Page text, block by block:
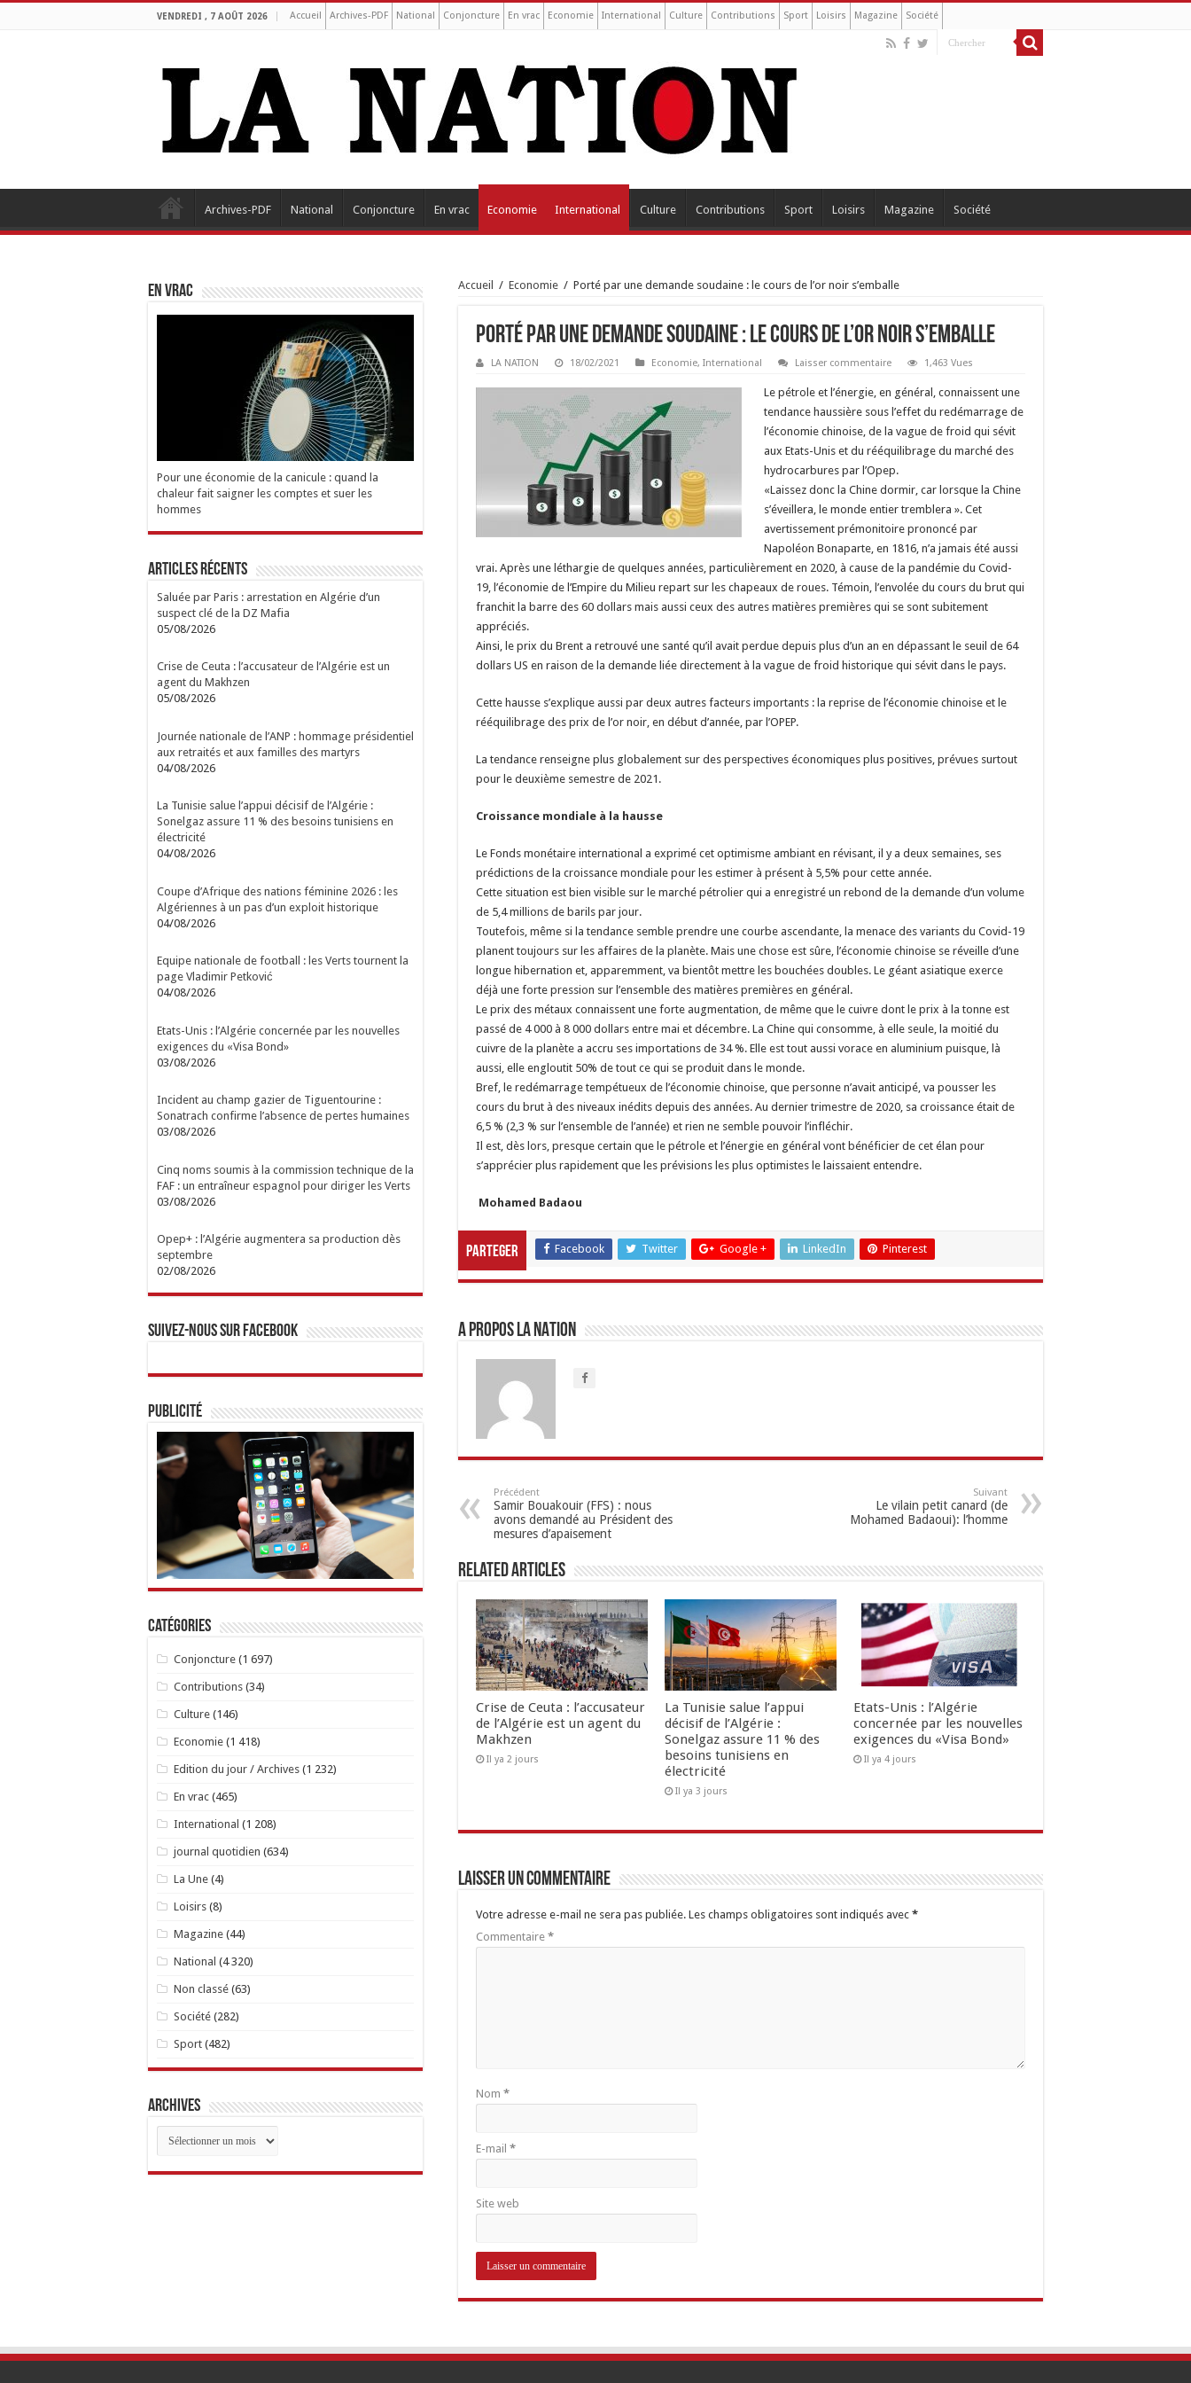
VENDREDI , 7 AOÛT 2026 Accueil Archives-PDF National Conjoncture En vrac Economie International Culture Contributions Sport Loisirs Magazine Société
Archives-PDF National Conjoncture En vrac Economie International Culture Contributions Sport Loisirs Magazine Société
Accueil / Economie / Porté par une demande soudaine : le cours de l’or noir s’emballe
Porté par une demande soudaine : le cours de l’or noir s’emballe
LA NATION 18/02/2021 Economie, International Laisser commentaire 1,463 Vues
Le pétrole et l’énergie, en général, connaissent une
tendance haussière sous l’effet du redémarrage de
l’économie chinoise, de la vague de froid qui sévit
aux Etats-Unis et du rééquilibrage du marché des
hydrocarbures par l’Opep.
«Laissez donc la Chine dormir, car lorsque la Chine
s’éveillera, le monde entier tremblera ». Cet
avertissement prémonitoire prononcé par
Napoléon Bonaparte, en 1816, n’a jamais été aussi
vrai. Après une léthargie de quelques années, particulièrement en 2020, à cause de la pandémie du Covid-
19, l’économie de l’Empire du Milieu repart sur les chapeaux de roues. Témoin, l’envolée du cours du brut qui
franchit la barre des 60 dollars mais aussi ceux des autres matières premières qui se sont subitement
appréciés.
Ainsi, le prix du Brent a retrouvé une santé qu’il avait perdue depuis plus d’un an en dépassant le seuil de 64
dollars US en raison de la demande liée directement à la vague de froid historique qui sévit dans le pays.
Cette hausse s’explique aussi par deux autres facteurs importants : la reprise de l’économie chinoise et le
rééquilibrage des prix de l’or noir, en début d’année, par l’OPEP.
La tendance renseigne plus globalement sur des perspectives économiques plus positives, prévues surtout
pour le deuxième semestre de 2021.
Croissance mondiale à la hausse
Le Fonds monétaire international a exprimé cet optimisme ambiant en révisant, il y a deux semaines, ses
prédictions de la croissance mondiale pour les estimer à présent à 5,5% pour cette année.
Cette situation est bien visible sur le marché pétrolier qui a enregistré un rebond de la demande d’un volume
de 5,4 millions de barils par jour.
Toutefois, même si la tendance semble prendre une courbe ascendante, la menace des variants du Covid-19
planent toujours sur les affaires de la planète. Mais une chose est sûre, l’économie chinoise se réveille d’une
longue hibernation et, apparemment, va bientôt mettre les bouchées doubles. Le géant asiatique exerce
déjà une forte pression sur l’ensemble des matières premières en général.
Le prix des métaux connaissent une forte augmentation, de même que le cuivre dont le prix à la tonne est
passé de 4 000 à 8 000 dollars entre mai et décembre. La Chine qui consomme, à elle seule, la moitié du
cuivre de la planète a accru ses importations de 34 %. Elle est tout aussi vorace en aluminium puisque, là
aussi, elle engloutit 50% de tout ce qui se produit dans le monde.
Bref, le redémarrage tempétueux de l’économie chinoise, que personne n’avait anticipé, va pousser les
cours du brut à des niveaux inédits depuis des années. Au dernier trimestre de 2020, sa croissance était de
6,5 % (2,3 % sur l’ensemble de l’année) et rien ne semble pouvoir l’infléchir.
Il est, dès lors, presque certain que le pétrole et l’énergie en général vont bénéficier de cet élan pour
s’apprécier plus rapidement que les prévisions les plus optimistes le laissaient entendre.
Mohamed Badaou
Parteger Facebook Twitter Google + LinkedIn Pinterest
A propos LA NATION
Précédent
Samir Bouakouir (FFS) : nous
avons demandé au Président des
mesures d’apaisement
Suivant
Le vilain petit canard (de
Mohamed Badaoui): l’homme
Related Articles
Crise de Ceuta : l’accusateur
de l’Algérie est un agent du
Makhzen
Il ya 2 jours
La Tunisie salue l’appui
décisif de l’Algérie :
Sonelgaz assure 11 % des
besoins tunisiens en
électricité
Il ya 3 jours
Etats-Unis : l’Algérie
concernée par les nouvelles
exigences du «Visa Bond»
Il ya 4 jours
Laisser un commentaire
Votre adresse e-mail ne sera pas publiée. Les champs obligatoires sont indiqués avec *
Commentaire *
Nom *
E-mail *
Site web
EN VRAC
Pour une économie de la canicule : quand la
chaleur fait saigner les comptes et suer les
hommes
Articles Récents
Saluée par Paris : arrestation en Algérie d’un
suspect clé de la DZ Mafia
05/08/2026
Crise de Ceuta : l’accusateur de l’Algérie est un
agent du Makhzen
05/08/2026
Journée nationale de l’ANP : hommage présidentiel
aux retraités et aux familles des martyrs
04/08/2026
La Tunisie salue l’appui décisif de l’Algérie :
Sonelgaz assure 11 % des besoins tunisiens en
électricité
04/08/2026
Coupe d’Afrique des nations féminine 2026 : les
Algériennes à un pas d’un exploit historique
04/08/2026
Equipe nationale de football : les Verts tournent la
page Vladimir Petković
04/08/2026
Etats-Unis : l’Algérie concernée par les nouvelles
exigences du «Visa Bond»
03/08/2026
Incident au champ gazier de Tiguentourine :
Sonatrach confirme l’absence de pertes humaines
03/08/2026
Cinq noms soumis à la commission technique de la
FAF : un entraîneur espagnol pour diriger les Verts
03/08/2026
Opep+ : l’Algérie augmentera sa production dès
septembre
02/08/2026
Suivez-nous sur Facebook
Publicité
Catégories
Conjoncture(1 697)
Contributions(34)
Culture(146)
Economie(1 418)
Edition du jour / Archives(1 232)
En vrac(465)
International (1 208)
journal quotidien (634)
La Une(4)
Loisirs(8)
Magazine(44)
National (4 320)
Non classé(63)
Société(282)
Sport(482)
Archives
Archives